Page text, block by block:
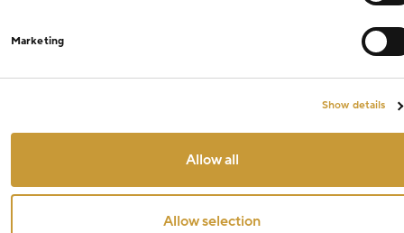
Marketing
Show details
Allow all
Allow selection